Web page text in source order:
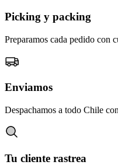
Picking y packing
Preparamos cada pedido con
Enviamos
Despachamos a todo Chile
Tu cliente rastrea